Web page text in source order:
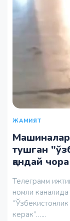
ЖАМИЯТ
тушган
қандай
Телеграмм
номли
керак”…...